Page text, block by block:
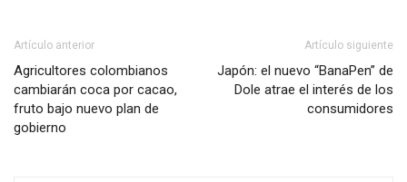
Artículo anterior
Agricultores colombianos
cambiarán coca por cacao,
fruto bajo nuevo plan de
gobierno
Artículo siguiente
Japón: el nuevo “BanaPen” de
Dole atrae el interés de los
consumidores